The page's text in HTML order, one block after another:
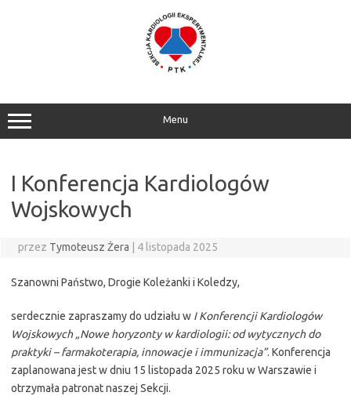
Menu
I Konferencja Kardiologów
Wojskowych
przez Tymoteusz Żera 4 listopada 2025
Szanowni Państwo, Drogie Koleżanki i Koledzy,
serdecznie zapraszamy do udziału w I Konferencji Kardiologów
Wojskowych „Nowe horyzonty w kardiologii: od wytycznych do
praktyki – farmakoterapia, innowacje i immunizacja”. Konferencja
zaplanowana jest w dniu 15 listopada 2025 roku w Warszawie i
otrzymała patronat naszej Sekcji.